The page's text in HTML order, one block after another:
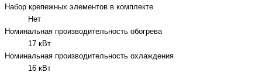
Набор крепежных элементов в комплекте
Нет
Номинальная производительность обогрева
17 кВт
Номинальная производительность охлаждения
16 кВт